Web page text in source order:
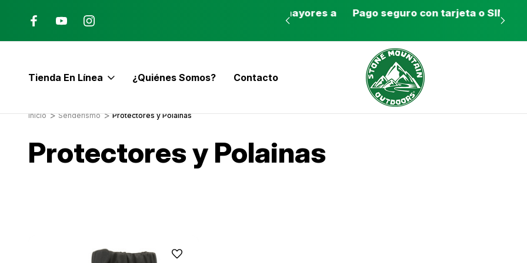
Costa Rica
ENVÍO GRATIS con pedidos mayores a
Pago seguro con tarjeta o SINPE móvil
Tienda En Línea ¿Quiénes Somos? Contacto
Envíos a todo el país con Correos de Costa
Inicio Senderismo Protectores y Polainas
Protectores y Polainas